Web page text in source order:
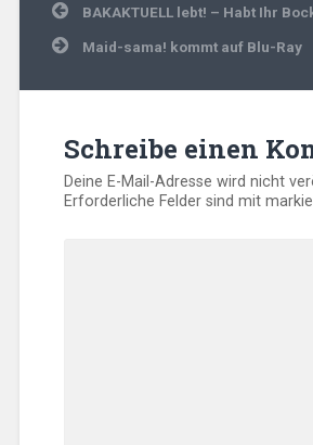
Beitragsnavigation
BAKAKTUELL lebt! – Habt Ihr
Maid-sama! kommt auf Blu-Ray
Schreibe einen
Deine E-Mail-Adresse wird nicht
Erforderliche Felder sind mit